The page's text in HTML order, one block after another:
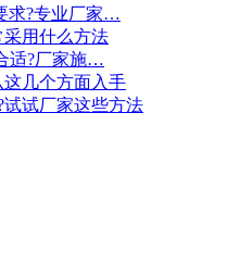
求?专业厂家…
用什么方法
适?厂家施…
几个方面入手
试厂家这些方法